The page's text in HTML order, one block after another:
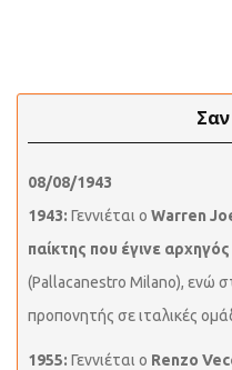
08/08/1943
1943: Γεννιέται ο Warren
παίκτης που έγινε
(Pallacanestro Milano), ενώ
προπονητής σε ιταλικές
1955: Γεννιέται ο Renzo